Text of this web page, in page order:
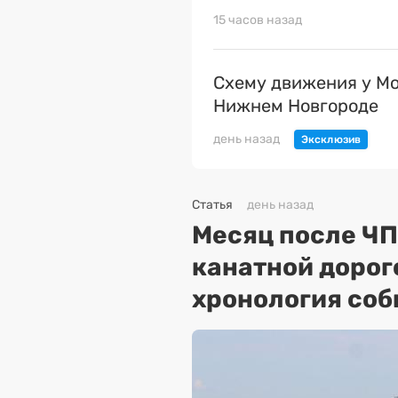
15 часов назад
Схему движения у
Нижнем Новгороде
день назад
Статья день назад
Месяц после
канатной
хронология